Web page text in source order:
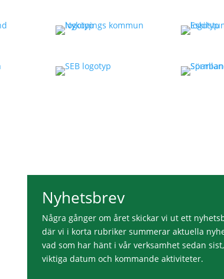
Nyhetsbrev
Några gånger om året skickar vi ut ett
där vi i korta rubriker summerar aktuella
vad som har hänt i vår verksamhet sedan sist,
viktiga datum och kommande aktiviteter.